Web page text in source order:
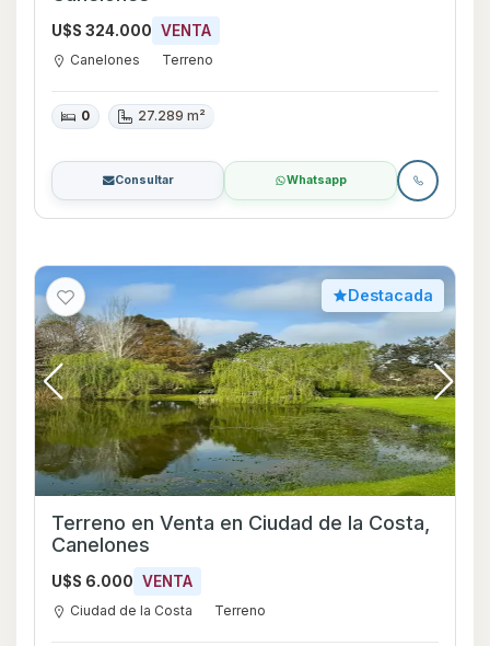
U$S 324.000 VENTA
Canelones Terreno
0 27.289 m²
Consultar Whatsapp
Destacada
Terreno en Venta en Ciudad de la Costa,
Canelones
U$S 6.000 VENTA
Ciudad de la Costa Terreno